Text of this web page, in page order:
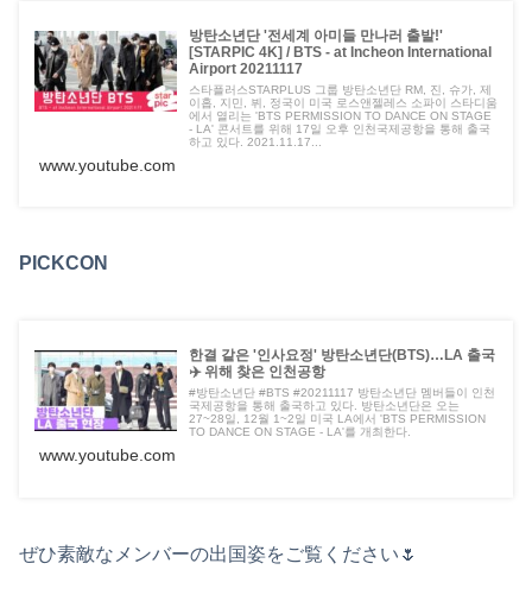
방탄소년단 '전세계 아미들 만나러 출발!'
[STARPIC 4K] / BTS - at Incheon International
Airport 20211117
스타플러스STARPLUS 그룹 방탄소년단 RM, 진, 슈가, 제
이홉, 지민, 뷔, 정국이 미국 로스앤젤레스 소파이 스타디움
에서 열리는 'BTS PERMISSION TO DANCE ON STAGE
- LA' 콘서트를 위해 17일 오후 인천국제공항을 통해 출국
하고 있다. 2021.11.17...
www.youtube.com
PICKCON
한결 같은 '인사요정' 방탄소년단(BTS)…LA 출국
✈️ 위해 찾은 인천공항
#방탄소년단 #BTS #20211117 방탄소년단 멤버들이 인천
국제공항을 통해 출국하고 있다. 방탄소년단은 오는
27~28일, 12월 1~2일 미국 LA에서 'BTS PERMISSION
TO DANCE ON STAGE - LA'를 개최한다.
www.youtube.com
ぜひ素敵なメンバーの出国姿をご覧ください🌷